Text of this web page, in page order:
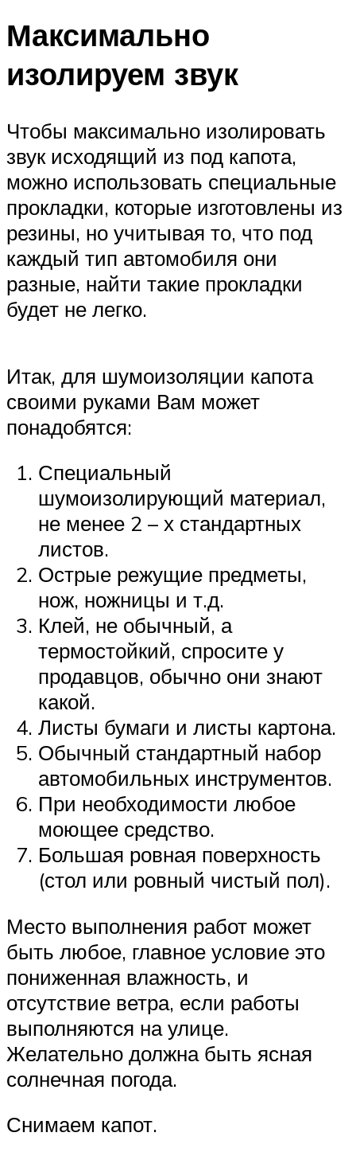
Максимально
изолируем звук
Чтобы максимально изолировать
звук исходящий из под капота,
можно использовать специальные
прокладки, которые изготовлены из
резины, но учитывая то, что под
каждый тип автомобиля они
разные, найти такие прокладки
будет не легко.
Итак, для шумоизоляции капота
своими руками Вам может
понадобятся:
Специальный
шумоизолирующий материал,
не менее 2 – х стандартных
листов.
Острые режущие предметы,
нож, ножницы и т.д.
Клей, не обычный, а
термостойкий, спросите у
продавцов, обычно они знают
какой.
Листы бумаги и листы картона.
Обычный стандартный набор
автомобильных инструментов.
При необходимости любое
моющее средство.
Большая ровная поверхность
(стол или ровный чистый пол).
Место выполнения работ может
быть любое, главное условие это
пониженная влажность, и
отсутствие ветра, если работы
выполняются на улице.
Желательно должна быть ясная
солнечная погода.
Снимаем капот.